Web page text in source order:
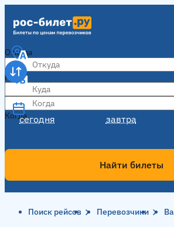
Откуда
Куда
Когда
сегодня завтра
Когда
Найти билеты
Поиск рейсов Перевозчики
Перевозчик "ВашАвтобус"